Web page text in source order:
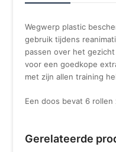
Wegwerp plastic
gebruik tijdens
passen over het
voor een goedkope
met zijn allen training
Een doos bevat 6
Gerelateerde